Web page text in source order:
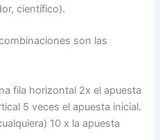
científico).
son las
fila horizontal 2x el apuesta
5 veces el apuesta inicial.
10 x la apuesta